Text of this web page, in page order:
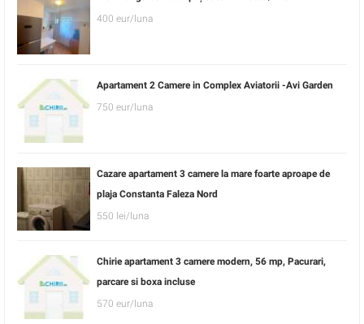
400 eur/luna
Apartament 2 Camere in Complex Aviatorii -Avi Garden
750 eur/luna
Cazare apartament 3 camere la mare foarte aproape de
plaja Constanta Faleza Nord
550 lei/luna
Chirie apartament 3 camere modern, 56 mp, Pacurari,
parcare si boxa incluse
570 eur/luna